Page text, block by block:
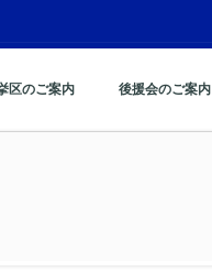
区のご案内 後援会のご案内